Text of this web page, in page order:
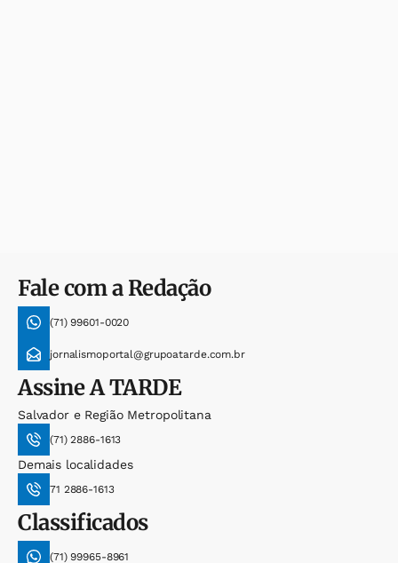
Fale com a Redação
(71) 99601-0020
jornalismoportal@grupoatarde.com.br
AssineA TARDE
Salvador e Região Metropolitana
(71) 2886-1613
Demais localidades
71 2886-1613
Classificados
(71) 99965-8961